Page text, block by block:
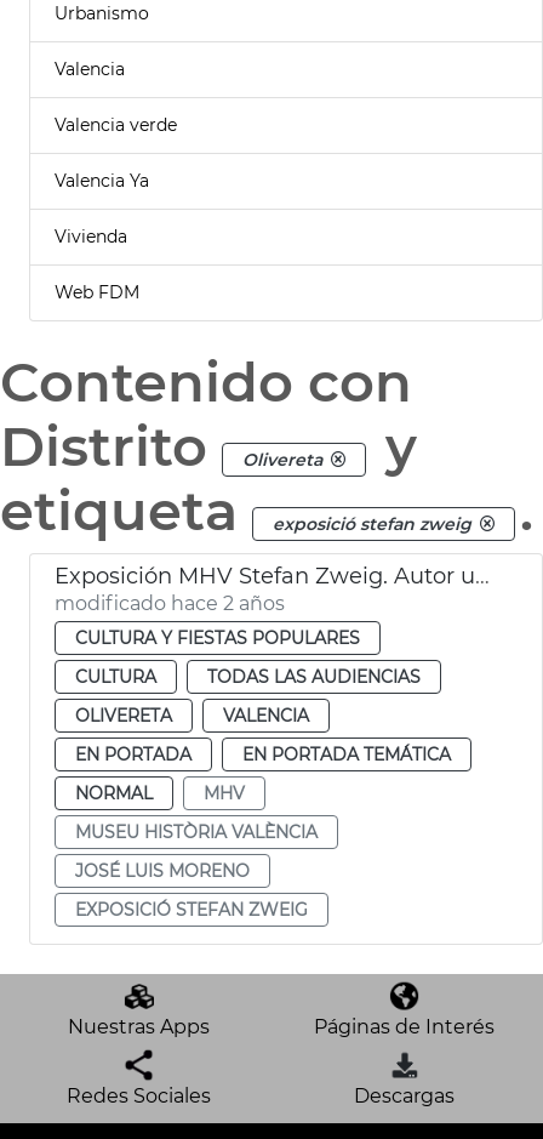
Urbanismo
Valencia
Valencia verde
Valencia Ya
Vivienda
Web FDM
Contenido con
Distrito
Olivereta
y
etiqueta
exposició stefan zweig .
Exposición MHV Stefan Zweig. Autor universal
modificado hace 2 años
CULTURA Y FIESTAS POPULARES
CULTURA
TODAS LAS AUDIENCIAS
OLIVERETA
VALENCIA
EN PORTADA
EN PORTADA TEMÁTICA
NORMAL
MHV
MUSEU HISTÒRIA VALÈNCIA
JOSÉ LUIS MORENO
EXPOSICIÓ STEFAN ZWEIG
Nuestras Apps Páginas de Interés
Redes Sociales Descargas